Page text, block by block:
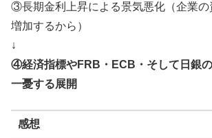
③長期金利上昇による景気悪化（企業の
増加するから）
↓
④経済指標やFRB・ECB・そして日銀
一憂する展開
感想